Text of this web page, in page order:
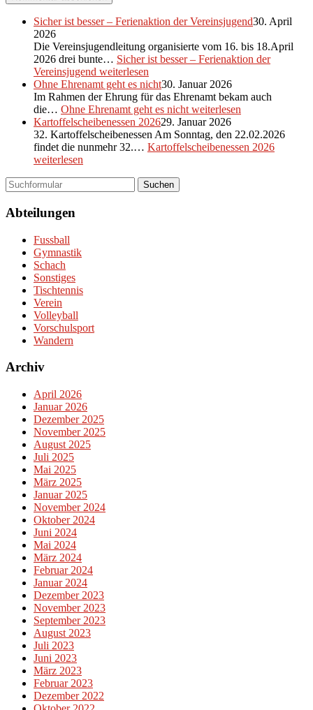
Sicher ist besser – Ferienaktion der Vereinsjugend30. April
2026
Die Vereinsjugendleitung organisierte vom 16. bis 18.April
2026 drei bunte… Sicher ist besser – Ferienaktion der
Vereinsjugend weiterlesen
Ohne Ehrenamt geht es nicht30. Januar 2026
Im Rahmen der Ehrung für das Ehrenamt bekam auch
die… Ohne Ehrenamt geht es nicht weiterlesen
Kartoffelscheibenessen 202629. Januar 2026
32. Kartoffelscheibenessen Am Sonntag, den 22.02.2026
findet die nunmehr 32.… Kartoffelscheibenessen 2026
weiterlesen
Suchen
Abteilungen
Fussball
Gymnastik
Schach
Sonstiges
Tischtennis
Verein
Volleyball
Vorschulsport
Wandern
Archiv
April 2026
Januar 2026
Dezember 2025
November 2025
August 2025
Juli 2025
Mai 2025
März 2025
Januar 2025
November 2024
Oktober 2024
Juni 2024
Mai 2024
März 2024
Februar 2024
Januar 2024
Dezember 2023
November 2023
September 2023
August 2023
Juli 2023
Juni 2023
März 2023
Februar 2023
Dezember 2022